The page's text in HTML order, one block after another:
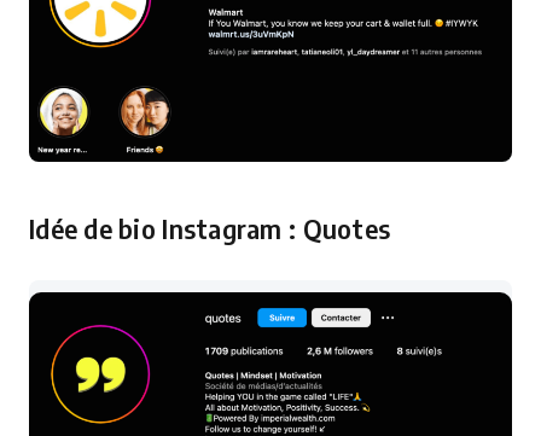
Idée de bio Instagram : Quotes